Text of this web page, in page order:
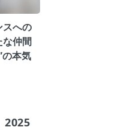
スへの
仲間
本気
2025